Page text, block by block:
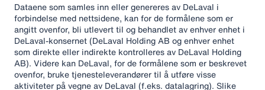
Dataene som samles inn eller genereres av DeLaval i
forbindelse med nettsidene, kan for de formålene som er
angitt ovenfor, bli utlevert til og behandlet av enhver enhet i
DeLaval-konsernet (DeLaval Holding AB og enhver enhet
som direkte eller indirekte kontrolleres av DeLaval Holding
AB). Videre kan DeLaval, for de formålene som er beskrevet
ovenfor, bruke tjenesteleverandører til å utføre visse
aktiviteter på vegne av DeLaval (f.eks. datalagring). Slike